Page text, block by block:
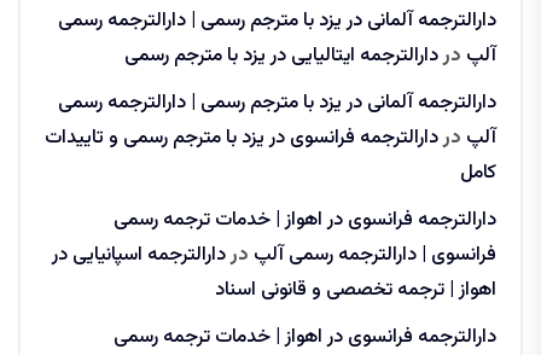
دارالترجمه آلمانی در یزد با مترجم رسمی | دارالترجمه رسمی
آلپ دردارالترجمه ایتالیایی در یزد با مترجم رسمی
دارالترجمه آلمانی در یزد با مترجم رسمی | دارالترجمه رسمی
آلپ دردارالترجمه فرانسوی در یزد با مترجم رسمی و تاییدات
کامل
دارالترجمه فرانسوی در اهواز | خدمات ترجمه رسمی
فرانسوی | دارالترجمه رسمی آلپ دردارالترجمه اسپانیایی در
اهواز | ترجمه تخصصی و قانونی اسناد
دارالترجمه فرانسوی در اهواز | خدمات ترجمه رسمی